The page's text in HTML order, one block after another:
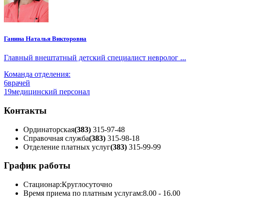
Ганина Наталья Викторовна
Главный внештатный детский специалист невролог ...
Команда отделения:
6врачей
19медицинский персонал
Контакты
Ординаторская(383) 315-97-48
Справочная служба(383) 315-98-18
Отделение платных услуг(383) 315-99-99
График работы
Стационар:Круглосуточно
Время приема по платным услугам:8.00 - 16.00